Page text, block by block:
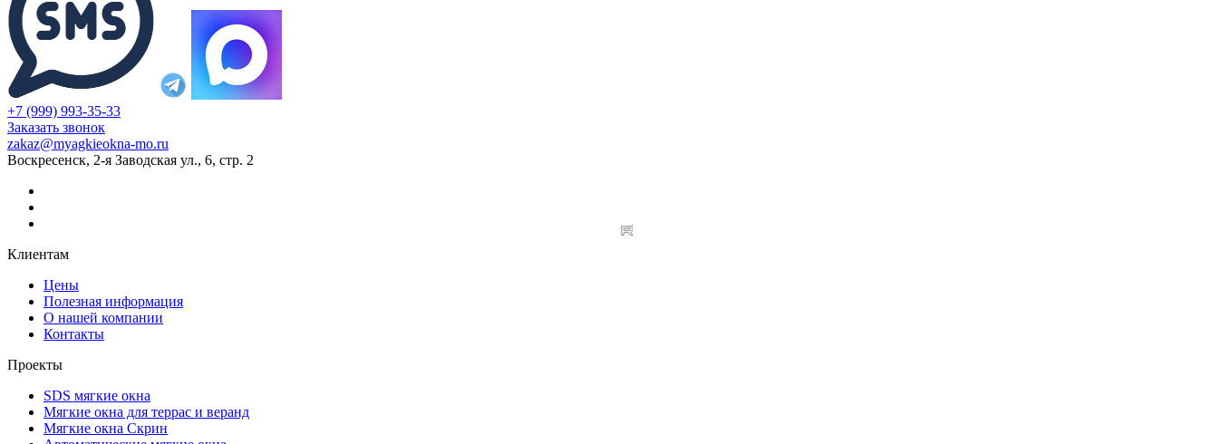
+7 (999) 993-35-33
Заказать звонок
zakaz@myagkieokna-mo.ru
Воскресенск, 2-я Заводская ул., 6, стр. 2
Клиентам
Цены
Полезная информация
О нашей компании
Контакты
Проекты
SDS мягкие окна
Мягкие окна для террас и веранд
Мягкие окна Скрин